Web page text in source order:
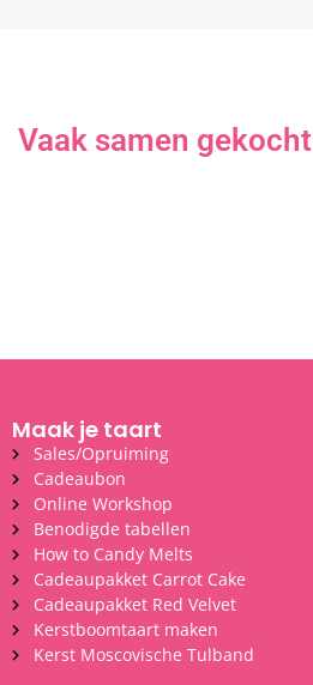
Vaak samen gekocht
Maak je taart
Sales/Opruiming
Cadeaubon
Online Workshop
Benodigde tabellen
How to Candy Melts
Cadeaupakket Carrot Cake
Cadeaupakket Red Velvet
Kerstboomtaart maken
Kerst Moscovische Tulband